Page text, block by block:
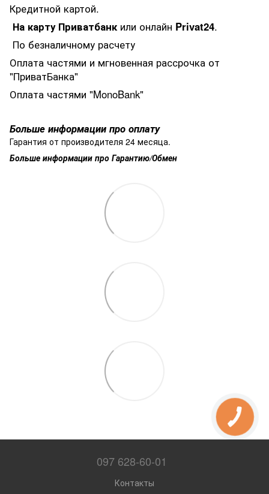
Кредитной картой.
На карту Приватбанк или онлайн Privat24.
По безналичному расчету
Оплата частями и мгновенная рассрочка от
"ПриватБанка"
Оплата частями "MonoBank"
Больше информации про оплату
Гарантия от производителя 24 месяца.
Больше информации про Гарантию/Обмен
097 628-60-01
Контакты